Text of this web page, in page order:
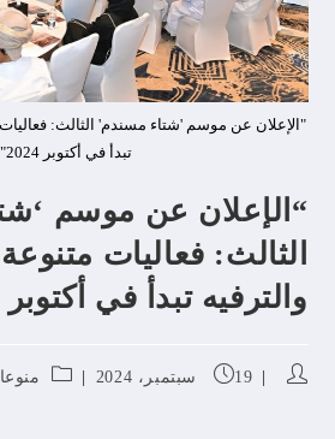
"الإعلان عن موسم 'شتاء مسندم' الثالث: فعاليات
تبدأ في أكتوبر 2024"
“الإعلان عن موسم
الثالث: فعاليات
والترفيه تبدأ في أكتوبر 2024”
19 سبتمبر، 2024